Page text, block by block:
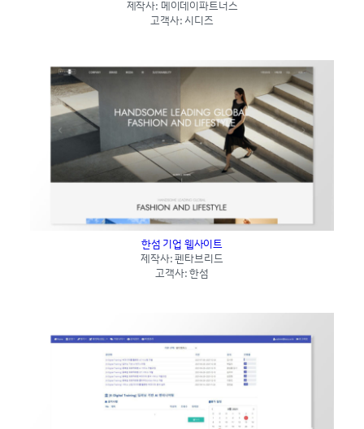
제작사: 메이데이파트너스
고객사: 시디즈
한섬 기업 웹사이트
제작사: 펜타브리드
고객사: 한섬